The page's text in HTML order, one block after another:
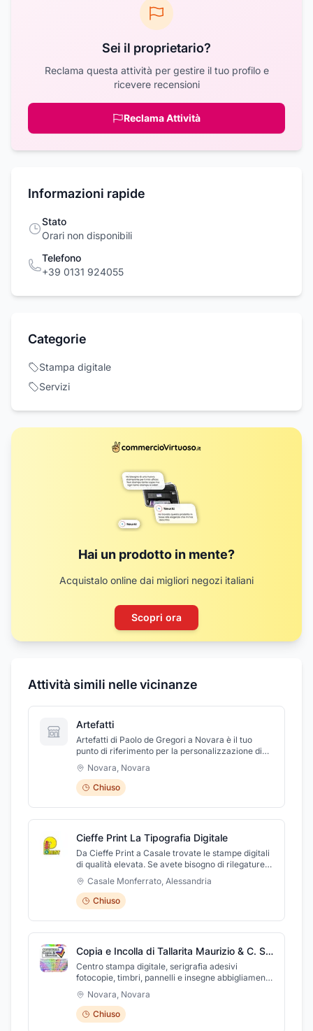
Sei il proprietario?
Reclama questa attività per gestire il tuo profilo e
ricevere recensioni
Reclama Attività
Informazioni rapide
Stato
Orari non disponibili
Telefono
+39 0131 924055
Categorie
Stampa digitale
Servizi
Hai un prodotto in mente?
Acquistalo online dai migliori negozi italiani
Scopri ora
Attività simili nelle vicinanze
Artefatti
Artefatti di Paolo de Gregori a Novara è il tuo
punto di riferimento per la personalizzazione di
abbigliamento e articoli da regalo unici.Offriamo
una vasta gamma di prodotti personalizzabili, dai
berretti e magliette agli accessori per la casa
come tazze, deflettori, quadri e copripiani.Grazie
alla nostra esperienza nella stampa digitale,
possiamo creare capi di abbigliamento sportivo
animali, paesaggi, mosaico di sassi e mattoni, o
universi fantastici.Realizziamo anche gadget
personalizzati, penne, insegne luminose e
personalizzazione su misura, con la nostra
stampa offset e su plexiglass, possiamo
soddisfare ogni tua richiesta, rendendo ogni
prodotto esclusivo.Con Artefatti, trasforma ogni
idea in un regalo speciale!
Novara, Novara
Chiuso
Cieffe Print La Tipografia Digitale
Da Cieffe Print a Casale trovate le stampe digitali
di qualità elevata. Se avete bisogno di rilegature,
scansioni, stampa di libri, fotocopie in bianco/nero
oppure a colori, noi siamo al vostro servizio,
sempre con professionalità e puntualità. Cieffe
Print La Tipografia Digitale si trova in Via Milano,
27/F a Casale Monferrato (Al). Potete visitare il
nostro sito www.cieffeprint.it.
Casale Monferrato, Alessandria
Chiuso
Copia e Incolla di Tallarita Maurizio & C. S.a.s.
Centro stampa digitale, serigrafia adesivi
fotocopie, timbri, pannelli e insegne abbigliamento
personalizzato
Novara, Novara
Chiuso